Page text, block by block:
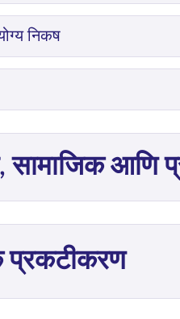
निकष
सामाजिक आणि
प्रकटीकरण